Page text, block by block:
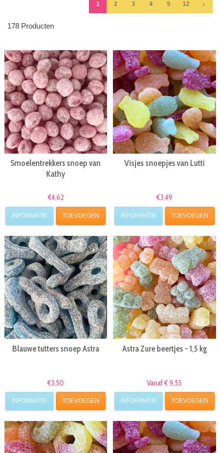
1 2 3 4 5 12
178 Producten
Smoelentrekkers snoep van
Kathy
€4,62
INFORMATIE TOEVOEGEN
Visjes snoepjes van Lutti
€3,49
INFORMATIE TOEVOEGEN
Blauwe tutters snoep Astra
€3,50
INFORMATIE TOEVOEGEN
Astra Zure beertjes - 1,5 kg
Vanaf € 9,55
INFORMATIE TOEVOEGEN